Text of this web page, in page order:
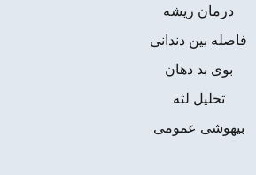
درمان ریشه
فاصله بین دندانی
بوی بد دهان
تحلیل لثه
بیهوشی عمومی